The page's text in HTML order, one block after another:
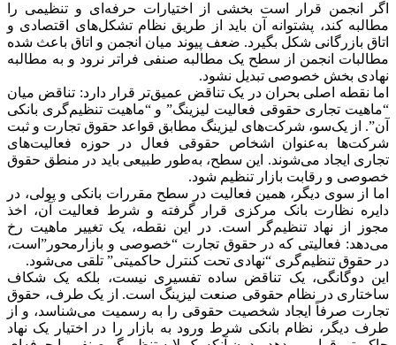
اگر انجمن قرار است بخشی از اختیارات حرفه‌ای و تنظیمی را
مطالبه کند، پشتوانه آن باید از طریق نظام تشکل‌های اقتصادی و
اتاق بازرگانی شکل بگیرد. ضعف پیوند میان انجمن و اتاق باعث شده
مطالبات انجمن از سطح یک مطالبه صنفی فراتر نرود و به مطالبه
نهادی بخش خصوصی تبدیل نشود.
اما نقطه اصلی بحران در یک تناقض عمیق‌تر قرار دارد: تناقض میان
“ماهیت تجاری حقوقی فعالیت لیزینگ” و “ماهیت تنظیم‌گری بانکی
آن”. از یک‌سو، شرکت‌های لیزینگ مطابق قواعد حقوق تجارت و ثبت
شرکت‌ها به‌عنوان اشخاص حقوقی فعال در حوزه فعالیت‌های
تجاری ایجاد می‌شوند. این سطح، به‌طور طبیعی باید در منطق حقوق
خصوصی و رقابت بازار تنظیم شود.
اما از سوی دیگر، همین فعالیت در سطح مقررات بانکی و پولی، در
دایره نظارت بانک مرکزی قرار گرفته و شرط فعالیت آن، اخذ
مجوز از نهاد تنظیم‌گر است. در این نقطه، یک تغییر ماهیت رخ
می‌دهد: فعالیتی که در حقوق تجارت “خصوصی و بازارمحور”است،
در حقوق تنظیم‌گری “نهادی تحت کنترل حاکمیتی” تلقی می‌شود.
این دوگانگی، یک تناقض ساده تفسیری نیست، بلکه یک شکاف
ساختاری در نظام حقوقی صنعت لیزینگ است. از یک طرف، حقوق
تجارت صرفاً ایجاد شخصیت حقوقی را به رسمیت می‌شناسد، و از
طرف دیگر، نظام بانکی شرط ورود به بازار را در اختیار یک نهاد